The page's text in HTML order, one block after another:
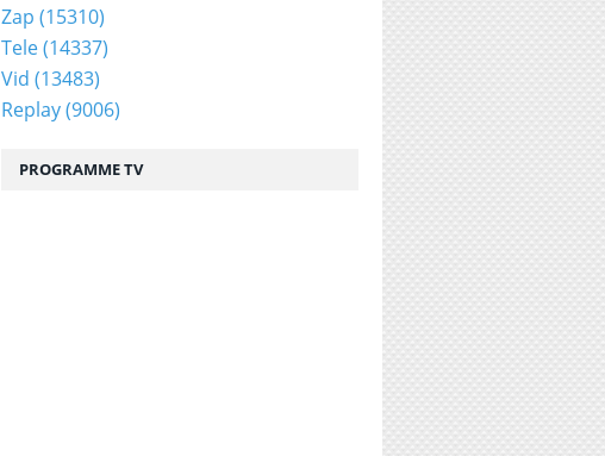
Zap (15310)
Tele(14337)
Vid (13483)
Replay(9006)
PROGRAMME TV